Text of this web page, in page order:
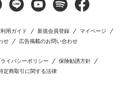
利用ガイド 新規会員登録
マイページ
せ
広告掲載のお問い合わせ
ライバシーポリシー
保険勧誘方針
定商取引に関する法律